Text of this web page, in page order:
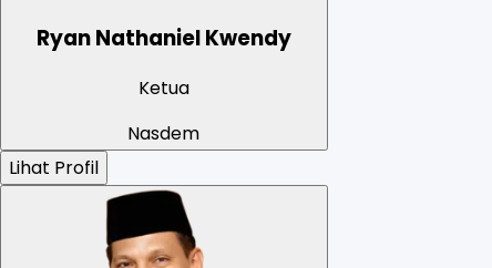
Ryan Nathaniel Kwendy
Ketua
Nasdem
Lihat Profil